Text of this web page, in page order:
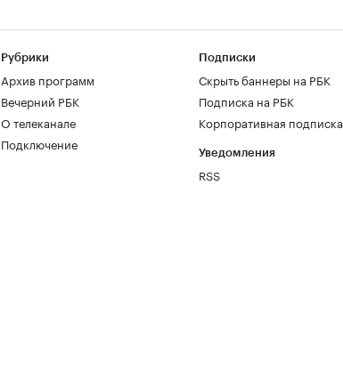
Рубрики
Архив программ
Вечерний РБК
О телеканале
Подключение
Подписки
Скрыть баннеры на РБК
Подписка на РБК
Корпоративная подписка
Уведомления
RSS